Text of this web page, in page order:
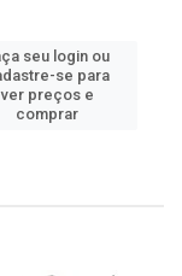
seu login ou
se para
ver preços e
comprar